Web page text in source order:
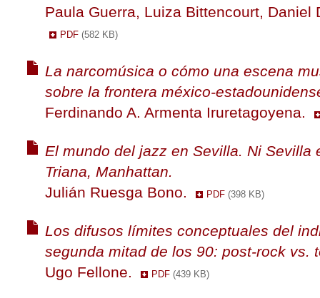
Paula Guerra, Luiza Bittencourt, Daniel
PDF(582 KB)
La narcomúsica o cómo una escena
sobre la frontera méxico-
Ferdinando A. Armenta Iruretagoyena.
El mundo del jazz en Sevilla. Ni Sevilla
Triana, Manhattan.
Julián Ruesga Bono.
PDF(398 KB)
Los difusos límites conceptuales del
segunda mitad de los 90: post-rock vs.
Ugo Fellone.
PDF(439 KB)